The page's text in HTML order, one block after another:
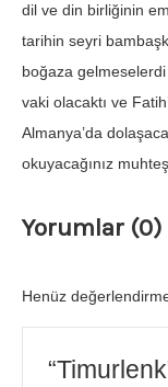
dil ve din birliğinin
tarihin seyri
boğaza gelmeselerdi
vaki olacaktı ve
Almanya’da
okuyacağınız
Yorumlar (0)
Henüz değerlendirme